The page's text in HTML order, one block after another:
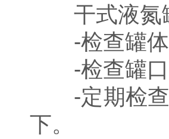
干式液氮罐
-检查罐体
-检查罐口
-定期检查
下。